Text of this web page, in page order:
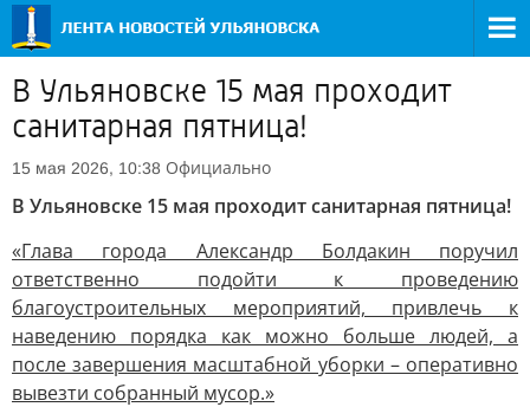
В Ульяновске 15 мая проходит
санитарная пятница!
15 мая 2026, 10:38 Официально
В Ульяновске 15 мая проходит санитарная пятница!
«Глава города Александр Болдакин поручил
ответственно подойти к проведению
благоустроительных мероприятий, привлечь к
наведению порядка как можно больше людей, а
после завершения масштабной уборки – оперативно
вывезти собранный мусор.»